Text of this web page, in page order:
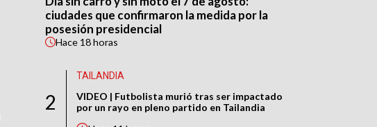
ciudades que confirmaron la medida por la
posesión presidencial
Hace 18 horas
2
TAILANDIA
VIDEO | Futbolista murió tras ser impactado
por un rayo en pleno partido en Tailandia